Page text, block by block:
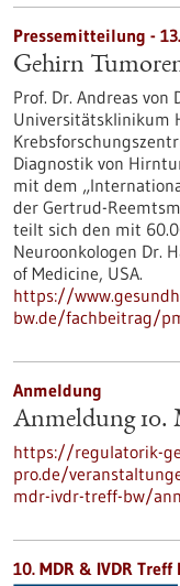
Pressemitteilung -
Gehirn
Prof. Dr. Andreas
Universitätsklinikum
Diagnostik von
mit dem
der Gertrud-
teilt sich den mit
Neuroonkologen Dr.
of Medicine, USA.
https://
bw.de/fachbeitrag/
Anmeldung
Anmeldung
https://regulatorik-
pro.de/
mdr-ivdr-treff-bw/
10. MDR & IVDR Treff